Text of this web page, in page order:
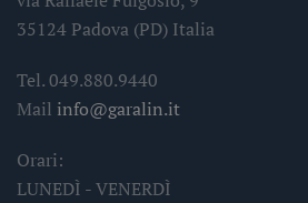
35124 Padova (PD) Italia
Tel. 049.880.9440
Mail info@garalin.it
Orari:
LUNEDÌ - VENERDÌ